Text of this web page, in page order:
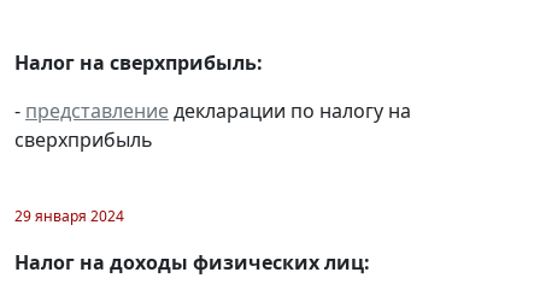
Налог на сверхприбыль:
- представлениедекларации по налогу на
сверхприбыль
29 января 2024
Налог на доходы физических лиц: